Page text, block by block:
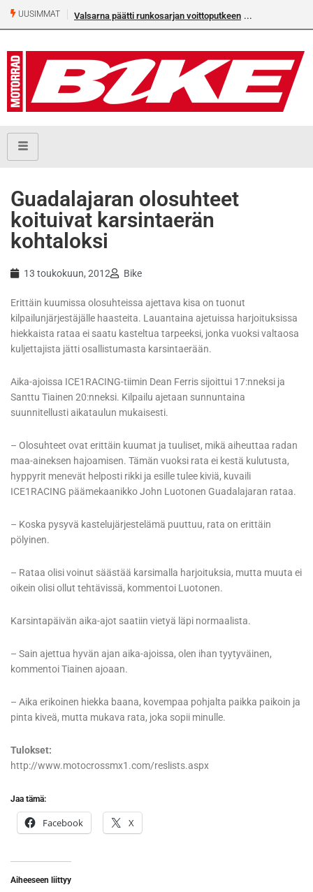
UUSIMMAT Valsarna päätti runkosarjan voittoputkeen
Guadalajaran olosuhteet
koituivat karsintaerän
kohtaloksi
13 toukokuun, 2012 Bike
Erittäin kuumissa olosuhteissa ajettava kisa on tuonut
kilpailunjärjestäjälle haasteita. Lauantaina ajetuissa harjoituksissa
hiekkaista rataa ei saatu kasteltua tarpeeksi, jonka vuoksi valtaosa
kuljettajista jätti osallistumasta karsintaerään.
Aika-ajoissa ICE1RACING-tiimin Dean Ferris sijoittui 17:nneksi ja
Santtu Tiainen 20:nneksi. Kilpailu ajetaan sunnuntaina
suunnitellusti aikataulun mukaisesti.
– Olosuhteet ovat erittäin kuumat ja tuuliset, mikä aiheuttaa radan
maa-aineksen hajoamisen. Tämän vuoksi rata ei kestä kulutusta,
hyppyrit menevät helposti rikki ja esille tulee kiviä, kuvaili
ICE1RACING päämekaanikko John Luotonen Guadalajaran rataa.
– Koska pysyvä kastelujärjestelämä puuttuu, rata on erittäin
pölyinen.
– Rataa olisi voinut säästää karsimalla harjoituksia, mutta muuta ei
oikein olisi ollut tehtävissä, kommentoi Luotonen.
Karsintapäivän aika-ajot saatiin vietyä läpi normaalista.
– Sain ajettua hyvän ajan aika-ajoissa, olen ihan tyytyväinen,
kommentoi Tiainen ajoaan.
– Aika erikoinen hiekka baana, kovempaa pohjalta paikka paikoin ja
pinta kiveä, mutta mukava rata, joka sopii minulle.
Tulokset:
http://www.motocrossmx1.com/reslists.aspx
Jaa tämä:
Facebook X
Aiheeseen liittyy